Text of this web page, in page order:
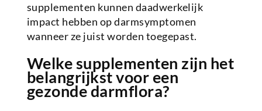
supplementen kunnen daadwerkelijk
impact hebben op darmsymptomen
wanneer ze juist worden toegepast.
Welke supplementen zijn het
belangrijkst voor een
gezonde darmflora?